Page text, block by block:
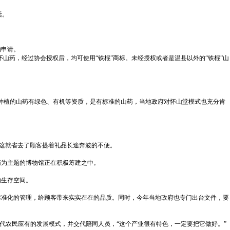
请。
药，经过协会授权后，均可使用“铁棍”商标。未经授权或者是温县以外的“铁棍”山
的山药有绿色、有机等资质，是有标准的山药，当地政府对怀山堂模式也充分肯
省去了顾客提着礼品长途奔波的不便。
主题的博物馆正在积极筹建之中。
存空间。
化的管理，给顾客带来实实在在的品质。同时，今年当地政府也专门出台文件，要
民应有的发展模式，并交代陪同人员，“这个产业很有特色，一定要把它做好。”